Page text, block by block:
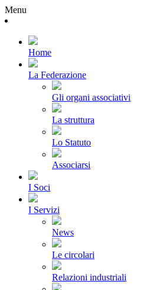
Menu
Home
La Federazione
Gli organi associativi
La struttura
Lo Statuto
Associarsi
I Soci
I Servizi
News
Le circolari
Relazioni industriali